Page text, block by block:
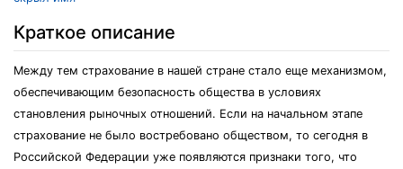
Краткое описание
Между тем страхование в нашей стране стало еще механизмом,
обеспечивающим безопасность общества в условиях
становления рыночных отношений. Если на начальном этапе
страхование не было востребовано обществом, то сегодня в
Российской Федерации уже появляются признаки того, что